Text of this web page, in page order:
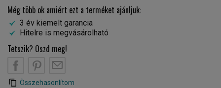
Még több ok amiért ezt a terméket ajánljuk:
3 év kiemelt garancia
Hitelre is megvásárolható
Tetszik? Oszd meg!
Összehasonlítom